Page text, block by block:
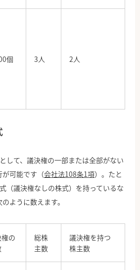
個 3人 2人
して、議決権の一部または全部がない
可能です（会社法108条1項）。たと
（議決権なしの株式）を持っているな
ように数えます。
の
総株
主数
議決権を持つ
株主数